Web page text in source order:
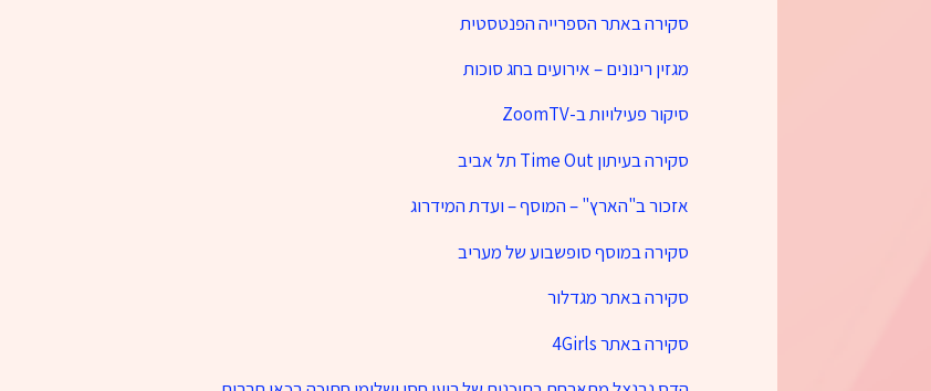
סקירה באתר הספרייה הפנטסטית
מגזין רינונים – אירועים בחג סוכות
סיקור פעילויות ב-ZoomTV
סקירה בעיתון Time Out תל אביב
אזכור ב"הארץ" – המוסף – ועדת המידרוג
סקירה במוסף סופשבוע של מעריב
סקירה באתר מגדלור
סקירה באתר 4Girls